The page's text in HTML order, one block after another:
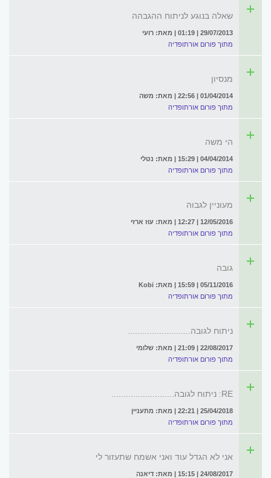
שאלה בנוגע לניתוח ההגבהה
29/07/2013 | 01:19 | מאת: רועי
מתוך פורום אורתופדיה
מנסיון
01/04/2014 | 22:56 | מאת: משה
מתוך פורום אורתופדיה
הי משה
04/04/2014 | 15:29 | מאת: נטלי
מתוך פורום אורתופדיה
מעוניין לגבוה
12/05/2016 | 12:27 | מאת: עוז ארזי
מתוך פורום אורתופדיה
גובה
05/11/2016 | 15:59 | מאת: Kobi
מתוך פורום אורתופדיה
ניתוח לגובה..........................
22/08/2017 | 21:09 | מאת: שלומי
מתוך פורום אורתופדיה
RE: ניתוח לגובה..........................
25/04/2018 | 22:21 | מאת: מתעניין
מתוך פורום אורתופדיה
אני לא הגדל עוד ואני אשמח שתעזור לי
24/08/2017 | 15:15 | מאת: דיאנה